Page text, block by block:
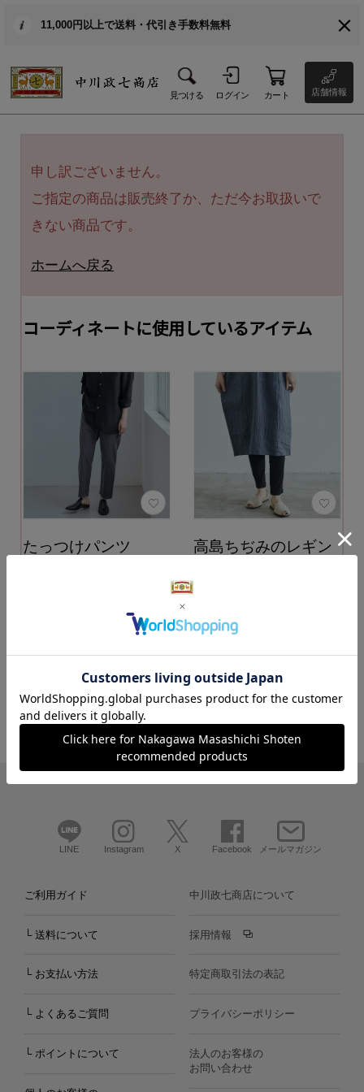
11,000円以上で送料・代引き手数料無料
見つける ログイン カート 店舗情報
申し訳ございません。
ご指定の商品は販売終了か、ただ今お取扱いで
きない商品です。
ホームへ戻る
コーディネートに使用しているアイテム
たっつけパンツ
高島ちぢみのレギン
4,400円
LINE Instagram X Facebook メールマガジン
ご利用ガイド
└ 送料について
└ お支払い方法
└ よくあるご質問
└ ポイントについて
中川政七商店について
採用情報
特定商取引法の表記
プライバシーポリシー
法人のお客様の
お問い合わせ